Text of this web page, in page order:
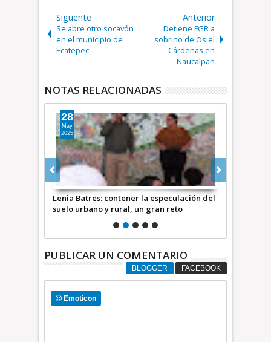
Siguente
Se abre otro socavón
en el municipio de
Ecatepec
Anterior
Detiene FGR a
sobrino de Osiel
Cárdenas en
Naucalpan
NOTAS RELACIONADAS
Lenia Batres: contener la especulación del
suelo urbano y rural, un gran reto
28
May
2025
PUBLICAR UN COMENTARIO
BLOGGER FACEBOOK
Emoticon